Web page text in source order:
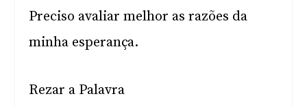
Preciso avaliar melhor as razões da
minha esperança.
Rezar a Palavra